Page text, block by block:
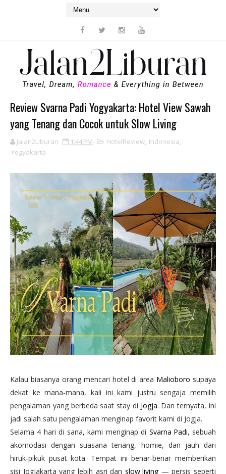
Review Svarna Padi Yogyakarta: Hotel View Sawah
yang Tenang dan Cocok untuk Slow Living
Jalan2Liburan 1:44 PM HotelReview, Indonesia,
Yogyakarta
Kalau biasanya orang mencari hotel di area Malioboro supaya
dekat ke mana-mana, kali ini kami justru sengaja memilih
pengalaman yang berbeda saat stay di Jogja. Dan ternyata, ini
jadi salah satu pengalaman menginap favorit kami di Jogja.
Selama 4 hari di sana, kami menginap di Svarna Padi, sebuah
akomodasi dengan suasana tenang, homie, dan jauh dari
hiruk-pikuk pusat kota. Tempat ini benar-benar memberikan
sisi Jogjakarta yang lebih asri dan slow living— persis seperti